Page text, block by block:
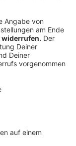
und 14.52
Straße: Fahrt
Fahrt um
Bf: Fahrt um
Uhr ab